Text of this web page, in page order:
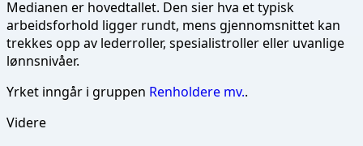
Medianen er hovedtallet. Den sier hva et typisk
arbeidsforhold ligger rundt, mens gjennomsnittet kan
trekkes opp av lederroller, spesialistroller eller uvanlige
lønnsnivåer.
Yrket inngår i gruppen Renholdere mv..
Videre